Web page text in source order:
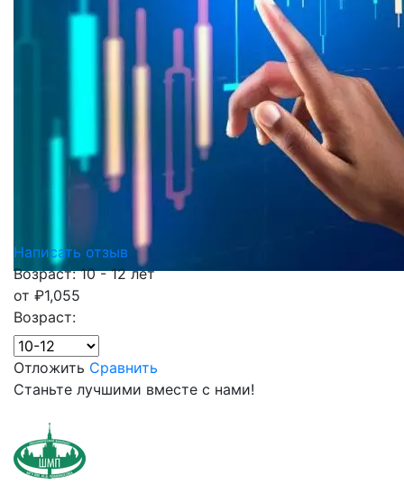
Написать отзыв
Возраст: 10 - 12 лет
от ₽1,055
Возраст:
Отложить Сравнить
Станьте лучшими вместе с нами!